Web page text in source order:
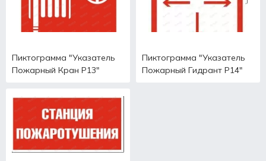
Пиктограмма "Указатель
Пожарный Кран Р13"
Пиктограмма "Указатель
Пожарный Гидрант Р14"